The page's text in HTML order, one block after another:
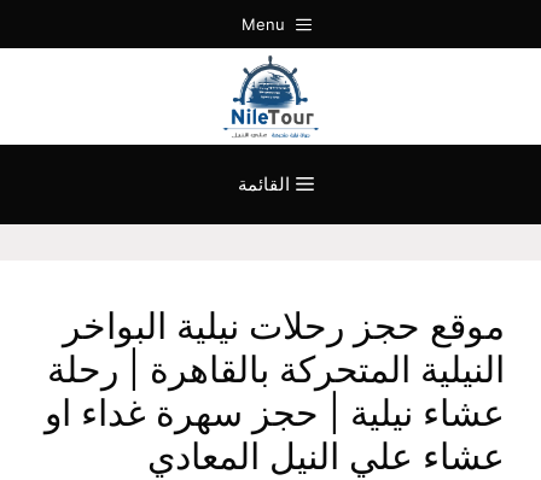
إلى
Menu
القائمة
موقع حجز رحلات نيلية البواخر
النيلية المتحركة بالقاهرة | رحلة
عشاء نيلية | حجز سهرة غداء او
عشاء علي النيل المعادي